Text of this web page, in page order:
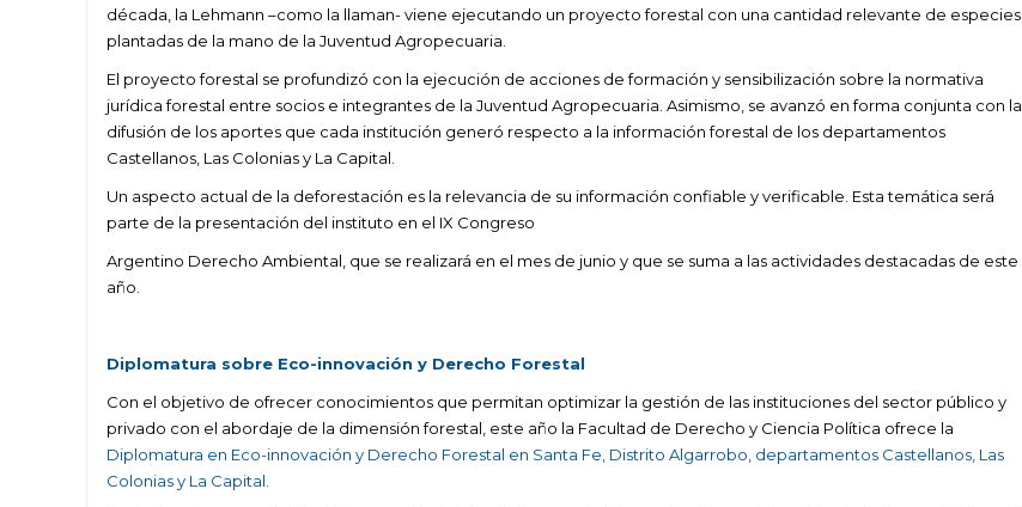
década, la Lehmann –como la llaman- viene ejecutando un proyecto forestal con una cantidad relevante de especies
plantadas de la mano de la Juventud Agropecuaria.
El proyecto forestal se profundizó con la ejecución de acciones de formación y sensibilización sobre la normativa
jurídica forestal entre socios e integrantes de la Juventud Agropecuaria. Asimismo, se avanzó en forma conjunta con la
difusión de los aportes que cada institución generó respecto a la información forestal de los departamentos
Castellanos, Las Colonias y La Capital.
Un aspecto actual de la deforestación es la relevancia de su información confiable y verificable. Esta temática será
parte de la presentación del instituto en el IX Congreso
Argentino Derecho Ambiental, que se realizará en el mes de junio y que se suma a las actividades destacadas de este
año.
Diplomatura sobre Eco-innovación y Derecho Forestal
Con el objetivo de ofrecer conocimientos que permitan optimizar la gestión de las instituciones del sector público y
privado con el abordaje de la dimensión forestal, este año la Facultad de Derecho y Ciencia Política ofrece la
Diplomatura en Eco-innovación y Derecho Forestal en Santa Fe, Distrito Algarrobo, departamentos Castellanos, Las
Colonias y La Capital.